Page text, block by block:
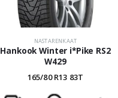
NASTARENKAAT
Hankook Winter i*Pike RS2
W429
165/80 R13 83T